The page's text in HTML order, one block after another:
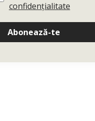
confidențialitate
Abonează-te